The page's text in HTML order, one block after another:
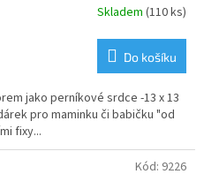
Skladem (110 ks)
Do košíku
jako perníkové srdce -13 x 13
pro maminku či babičku "od
fixy...
Kód: 9226